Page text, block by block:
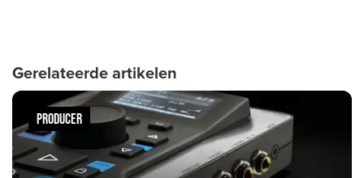
Gerelateerde artikelen
PRODUCER